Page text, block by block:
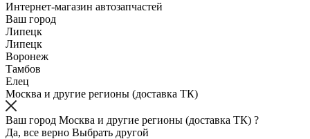
Интернет-магазин автозапчастей
Ваш город
Липецк
Липецк
Воронеж
Тамбов
Елец
Москва и другие регионы (доставка ТК)
Ваш город Москва и другие регионы (доставка ТК) ?
Да, все верно Выбрать другой